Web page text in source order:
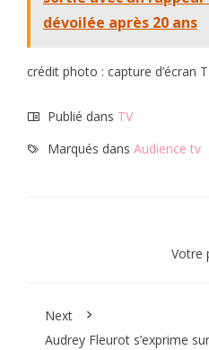
dévoilée après 20 ans
crédit photo : capture d’écran
Publié dans TV
Marqués dans Audience tv
Votre
Next
Audrey Fleurot s’exprime